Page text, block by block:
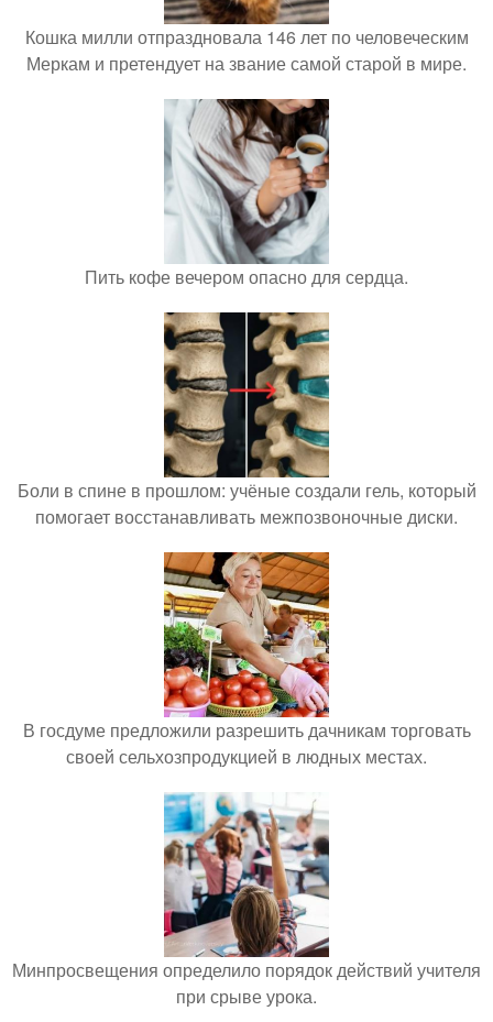
Кошка милли отпраздновала 146 лет по человеческим
Меркам и претендует на звание самой старой в мире.
Пить кофе вечером опасно для сердца.
Боли в спине в прошлом: учёные создали гель, который
помогает восстанавливать межпозвоночные диски.
В госдуме предложили разрешить дачникам торговать
своей сельхозпродукцией в людных местах.
Минпросвещения определило порядок действий учителя
при срыве урока.